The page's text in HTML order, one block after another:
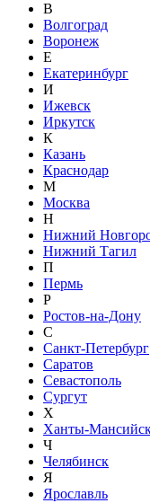
В
Волгоград
Воронеж
Е
Екатеринбург
И
Ижевск
Иркутск
К
Казань
Краснодар
М
Москва
Н
Нижний
Нижний Тагил
П
Пермь
Р
Ростов-на-Дону
С
Санкт-Петербург
Саратов
Севастополь
Сургут
Х
Ханты-
Ч
Челябинск
Я
Ярославль